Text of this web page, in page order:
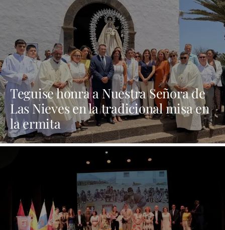
Teguise honra a Nuestra Señora de
Las Nieves en la tradicional misa en
la ermita